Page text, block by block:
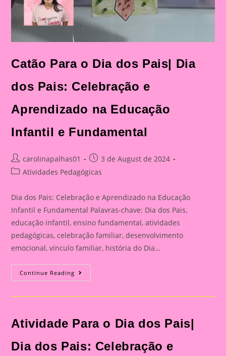
Catão Para o Dia dos Pais| Dia
dos Pais: Celebração e
Aprendizado na Educação
Infantil e Fundamental
Post
author:
carolinapalhas01
Post
published:
3 de August de 2024
PostAtividades Pedagógicas
Dia dos Pais: Celebração e Aprendizado na Educação
Infantil e Fundamental Palavras-chave: Dia dos Pais,
educação infantil, ensino fundamental, atividades
pedagógicas, celebração familiar, desenvolvimento
emocional, vínculo familiar, história do Dia…
Continue Reading Catão
Para
Dia
Dos
Pais:
E
Aprendizado
Atividade Para o Dia dos Pais|
Dia dos Pais: Celebração e